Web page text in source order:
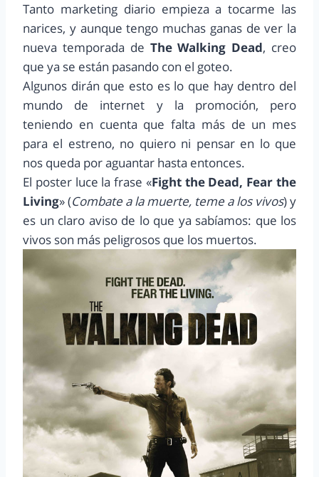
Tanto marketing diario empieza a tocarme las
narices, y aunque tengo muchas ganas de ver la
nueva temporada de The Walking Dead, creo
que ya se están pasando con el goteo.
Algunos dirán que esto es lo que hay dentro del
mundo de internet y la promoción, pero
teniendo en cuenta que falta más de un mes
para el estreno, no quiero ni pensar en lo que
nos queda por aguantar hasta entonces.
El poster luce la frase «Fight the Dead, Fear the
Living» (Combate a la muerte, teme a los vivos) y
es un claro aviso de lo que ya sabíamos: que los
vivos son más peligrosos que los muertos.